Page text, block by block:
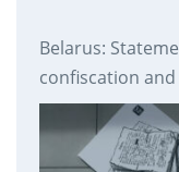
Belarus:
confiscation
prison